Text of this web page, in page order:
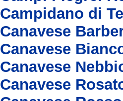
Campidano di
Canavese
Canavese
Canavese
Canavese